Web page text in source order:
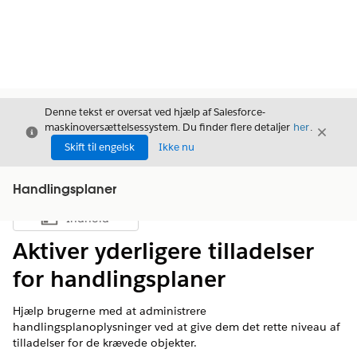
Luk
Denne tekst er oversat ved hjælp af Salesforce-
maskinoversættelsessystem. Du finder flere detaljer her.
Skift til engelsk
Ikke nu
Luk
Handlingsplaner
Vis indholdsfortegnelse
Indhold
Aktiver yderligere tilladelser
for handlingsplaner
Hjælp brugerne med at administrere
handlingsplanoplysninger ved at give dem det rette niveau af
tilladelser for de krævede objekter.